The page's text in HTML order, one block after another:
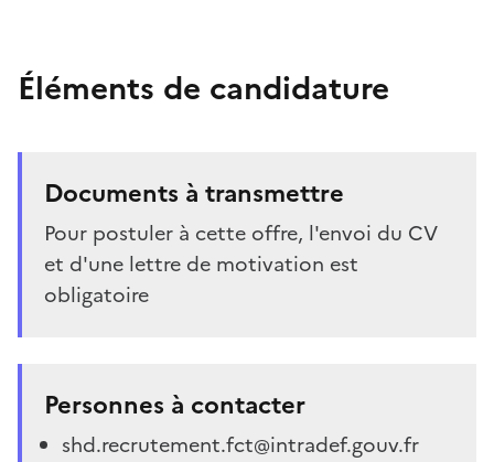
Éléments de candidature
Documents à transmettre
Pour postuler à cette offre, l'envoi du CV
et d'une lettre de motivation est
obligatoire
Personnes à contacter
shd.recrutement.fct@intradef.gouv.fr